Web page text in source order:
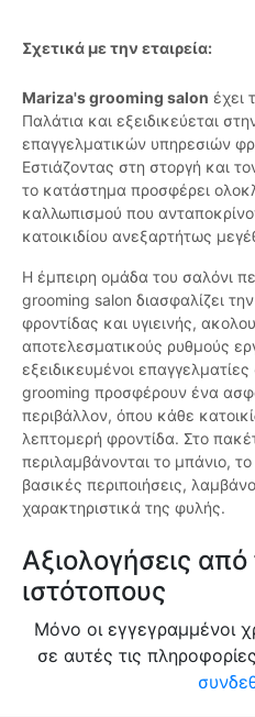
Σχετικά με την εταιρεία:
Mariza's grooming salon έχει
Παλάτια και εξειδικεύεται
επαγγελματικών υπηρεσιών
Εστιάζοντας στη στοργή και
το κατάστημα προσφέρει
καλλωπισμού που
κατοικιδίου ανεξαρτήτως
Η έμπειρη ομάδα του σαλόνι
grooming salon διασφαλίζει
φροντίδας και υγιεινής,
αποτελεσματικούς ρυθμούς
εξειδικευμένοι
grooming προσφέρουν ένα
περιβάλλον, όπου κάθε
λεπτομερή φροντίδα. Στο
περιλαμβάνονται το μπάνιο,
βασικές περιποιήσεις,
χαρακτηριστικά της φυλής.
Αξιολογήσεις
ιστότοπους
Μόνο οι εγγεγραμμένοι
σε αυτές τις